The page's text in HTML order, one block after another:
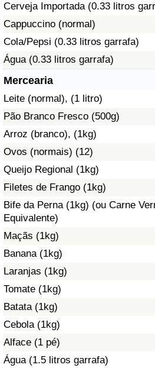
Cerveja Importada (0.33 litros
Cappuccino (normal)
Cola/Pepsi (0.33 litros garrafa)
Água (0.33 litros garrafa)
Mercearia
Leite (normal), (1 litro)
Pão Branco Fresco (500g)
Arroz (branco), (1kg)
Ovos (normais) (12)
Queijo Regional (1kg)
Filetes de Frango (1kg)
Bife da Perna (1kg) (ou Carne
Equivalente)
Maçãs (1kg)
Banana (1kg)
Laranjas (1kg)
Tomate (1kg)
Batata (1kg)
Cebola (1kg)
Alface (1 pé)
Água (1.5 litros garrafa)
Indicador de Crime
Índice de criminalidade por país
Saúde
Indicador de Saúde (Atual)
Indicador de Saúde
Indicador de Saúde por País
Poluição
Índice de poluição
Indicador de Poluição por País
Trânsito
Indicador de Trânsito